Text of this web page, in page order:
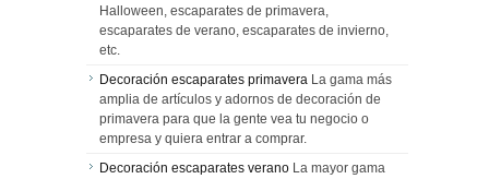
Halloween, escaparates de primavera,
escaparates de verano, escaparates de invierno,
etc.
Decoración escaparates primavera La gama más
amplia de artículos y adornos de decoración de
primavera para que la gente vea tu negocio o
empresa y quiera entrar a comprar.
Decoración escaparates verano La mayor gama